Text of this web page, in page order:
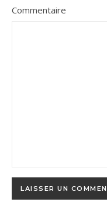
Commentaire